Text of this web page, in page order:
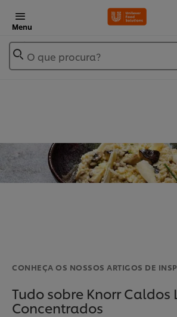
Menu
O que procura?
CONHEÇA OS NOSSOS ARTIGOS DE
Tudo sobre Knorr Caldos
Concentrados